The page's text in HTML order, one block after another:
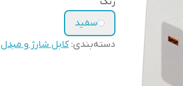
سفید
دسته‌بندی:کابل شارژ و مبدل